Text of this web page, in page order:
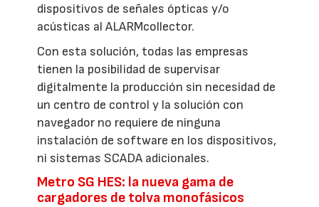
dispositivos de señales ópticas y/o
acústicas al ALARMcollector.
Con esta solución, todas las empresas
tienen la posibilidad de supervisar
digitalmente la producción sin necesidad de
un centro de control y la solución con
navegador no requiere de ninguna
instalación de software en los dispositivos,
ni sistemas SCADA adicionales.
Metro SG HES: la nueva gama de
cargadores de tolva monofásicos